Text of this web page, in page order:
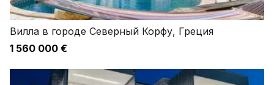
Вилла в городе Северный Корфу, Греция
1 560 000 €